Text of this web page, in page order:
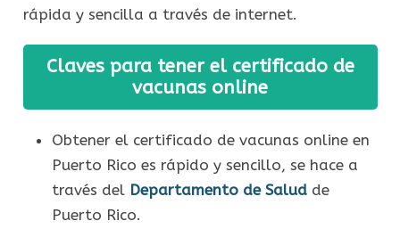
rápida y sencilla a través de internet.
Claves para tener el certificado de
vacunas online
Obtener el certificado de vacunas online en
Puerto Rico es rápido y sencillo, se hace a
través del Departamento de Saludde
Puerto Rico.